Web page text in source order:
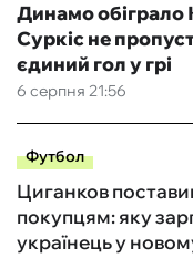
6 серпня 21:56
Динамо обіграло
Суркіс не
єдиний гол у грі
Футбол
Циганков
покупцям: яку
українець у